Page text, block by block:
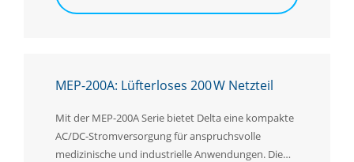
MEP-200A: Lüfterloses 200 W Netzteil
Mit der MEP-200A Serie bietet Delta eine kompakte
AC/DC-Stromversorgung für anspruchsvolle
medizinische und industrielle Anwendungen. Die